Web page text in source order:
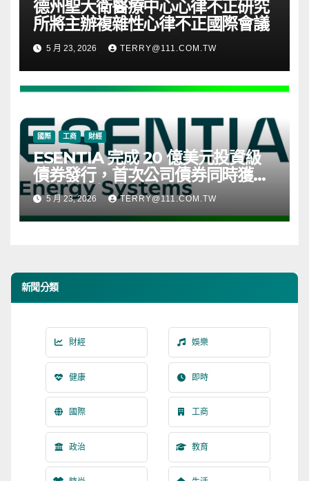
德州聖大衛醫療中心心律不正研究
所將主辦複雜性心律不正國際會議
5 月 23, 2026 TERRY@111.COM.TW
國際 工商 財經
ESENTIA 完成 20 億美元投資級
債券發行，首次公司債券同時獲得
三大評級機構評級
5 月 23, 2026 TERRY@111.COM.TW
新聞分類
財經 娛樂
健康 即時
國際 工商
政治 教育